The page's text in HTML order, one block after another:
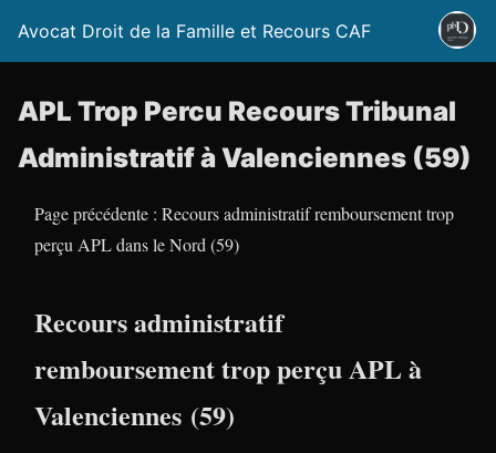
Avocat Droit de la Famille et Recours CAF
APL Trop Percu Recours Tribunal
Administratif à Valenciennes (59)
Page précédente : Recours administratif remboursement trop
perçu APL dans le Nord (59)
Recours administratif
remboursement trop perçu APL à
Valenciennes (59)